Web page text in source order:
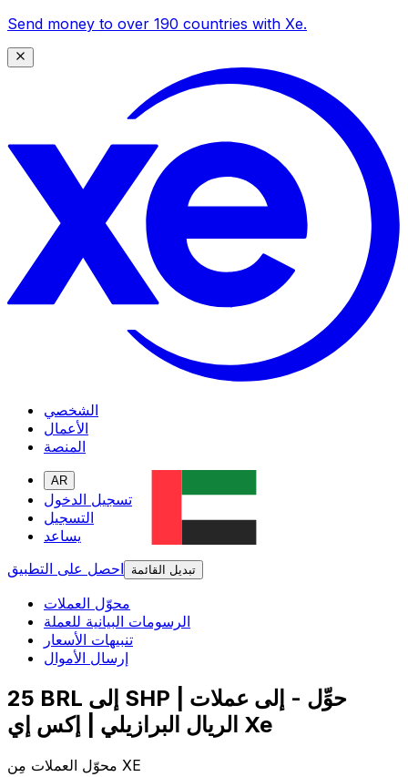
Send money to over 190 countries with Xe.
الشخصي
الأعمال
المنصة
AR
تسجيل الدخول
التسجيل
يساعد
احصل على التطبيق
تبديل القائمة
محوّل العملات
الرسومات البيانية للعملة
تنبيهات الأسعار
إرسال الأموال
25 BRL إلى SHP | حوِّل - إلى عملات
الريال البرازيلي | إكس إي Xe
محوّل العملات مِن XE